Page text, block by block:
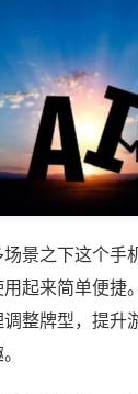
景之下这个手
起来简单便捷
整牌型，提升